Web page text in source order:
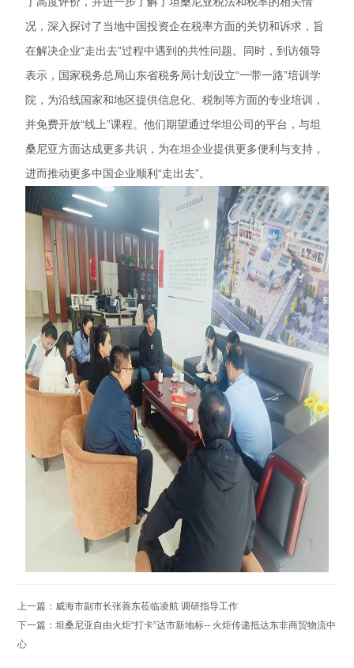
况，深入探讨了当地中国投资企在税率方面的关切和诉求，旨
在解决企业“走出去”过程中遇到的共性问题。同时，到访领导
表示，国家税务总局山东省税务局计划设立“一带一路”培训学
院，为沿线国家和地区提供信息化、税制等方面的专业培训，
并免费开放“线上”课程。他们期望通过华坦公司的平台，与坦
桑尼亚方面达成更多共识，为在坦企业提供更多便利与支持，
进而推动更多中国企业顺利“走出去”。
上一篇： 威海市副市长张善东莅临凌航 调研指导工作
下一篇：坦桑尼亚自由火炬“打卡”达市新地标-- 火炬传递抵达东非商贸物流中
心